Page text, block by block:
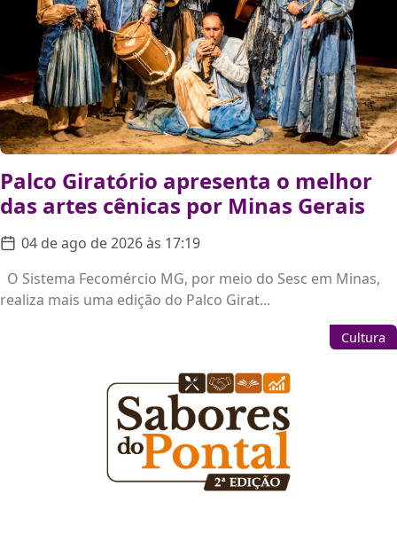
Palco Giratório apresenta o melhor
das artes cênicas por Minas Gerais
04 de ago de 2026 às 17:19
O Sistema Fecomércio MG, por meio do Sesc em Minas,
realiza mais uma edição do Palco Girat...
Cultura